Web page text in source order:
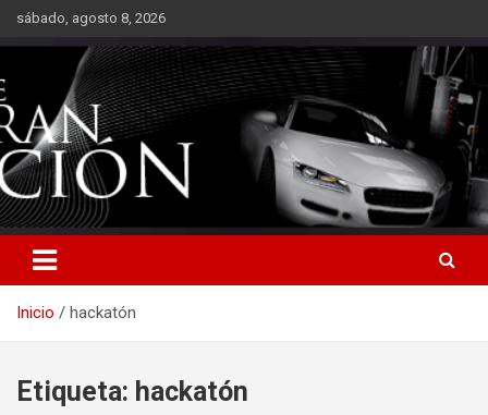
Saltarsábado, agosto 8, 2026
Inicio hackatón
Etiqueta: hackatón